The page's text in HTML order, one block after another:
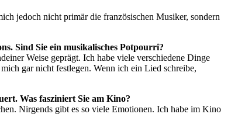
jedoch nicht primär die französischen Musiker, sondern
Sind Sie ein musikalisches Potpourri?
Weise geprägt. Ich habe viele verschiedene Dinge
gar nicht ­festlegen. Wenn ich ein Lied schreibe,
Was fasziniert Sie am Kino?
Nirgends gibt es so viele Emotionen. Ich habe im Kino